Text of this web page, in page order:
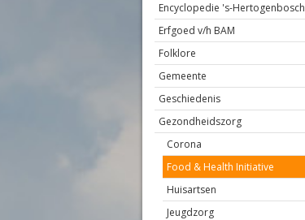
Encyclopedie 's-Hertogenbosch
Erfgoed v/h BAM
Folklore
Gemeente
Geschiedenis
Gezondheidszorg
Corona
Food & Health Initiative
Huisartsen
Jeugdzorg